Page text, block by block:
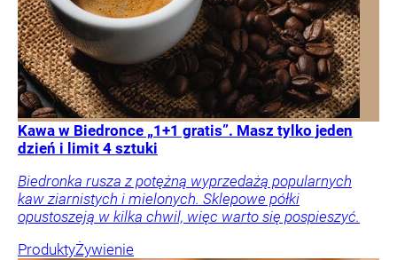
Kawa w Biedronce „1+1 gratis”. Masz tylko jeden
dzień i limit 4 sztuki
Biedronka rusza z potężną wyprzedażą popularnych
kaw ziarnistych i mielonych. Sklepowe półki
opustoszeją w kilka chwil, więc warto się pospieszyć.
ProduktyŻywienie